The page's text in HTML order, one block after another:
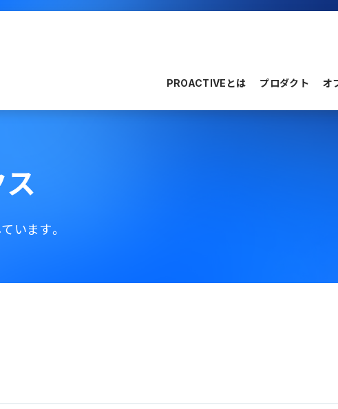
PROACTIVEとは プロダクト オ
います。